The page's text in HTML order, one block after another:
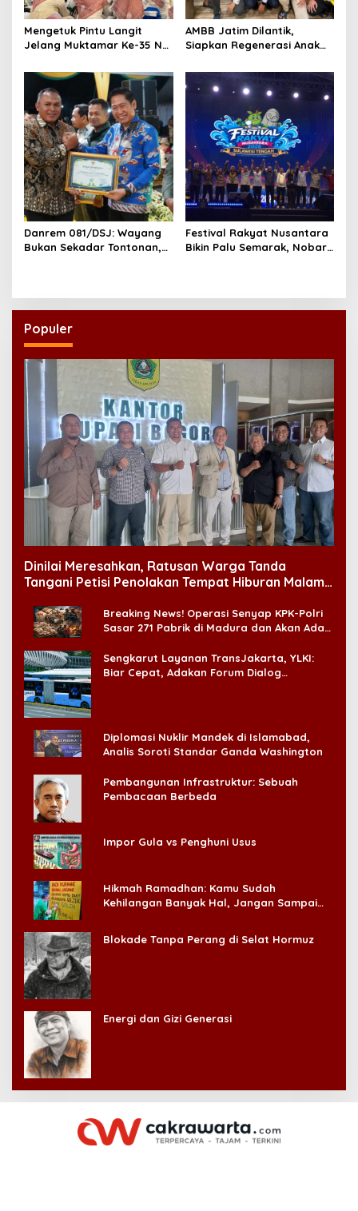
Mengetuk Pintu Langit
Jelang Muktamar Ke-35 NU,
di Surabaya
AMBB Jatim Dilantik,
Siapkan Regenerasi Anak
Danrem 081/DSJ: Wayang
Bukan Sekadar Tontonan,
Festival Rakyat Nusantara
Bikin Palu Semarak, Nobar
Populer
Dinilai Meresahkan, Ratusan Warga Tanda
Tangani Petisi Penolakan Tempat Hiburan Malam
Breaking News! Operasi Senyap KPK-Polri
Sasar 271 Pabrik di Madura dan Akan Ada
Sengkarut Layanan TransJakarta, YLKI:
Biar Cepat, Adakan Forum Dialog
Diplomasi Nuklir Mandek di Islamabad,
Analis Soroti Standar Ganda Washington
Pembangunan Infrastruktur: Sebuah
Pembacaan Berbeda
Impor Gula vs Penghuni Usus
Hikmah Ramadhan: Kamu Sudah
Kehilangan Banyak Hal, Jangan Sampai
Blokade Tanpa Perang di Selat Hormuz
Energi dan Gizi Generasi